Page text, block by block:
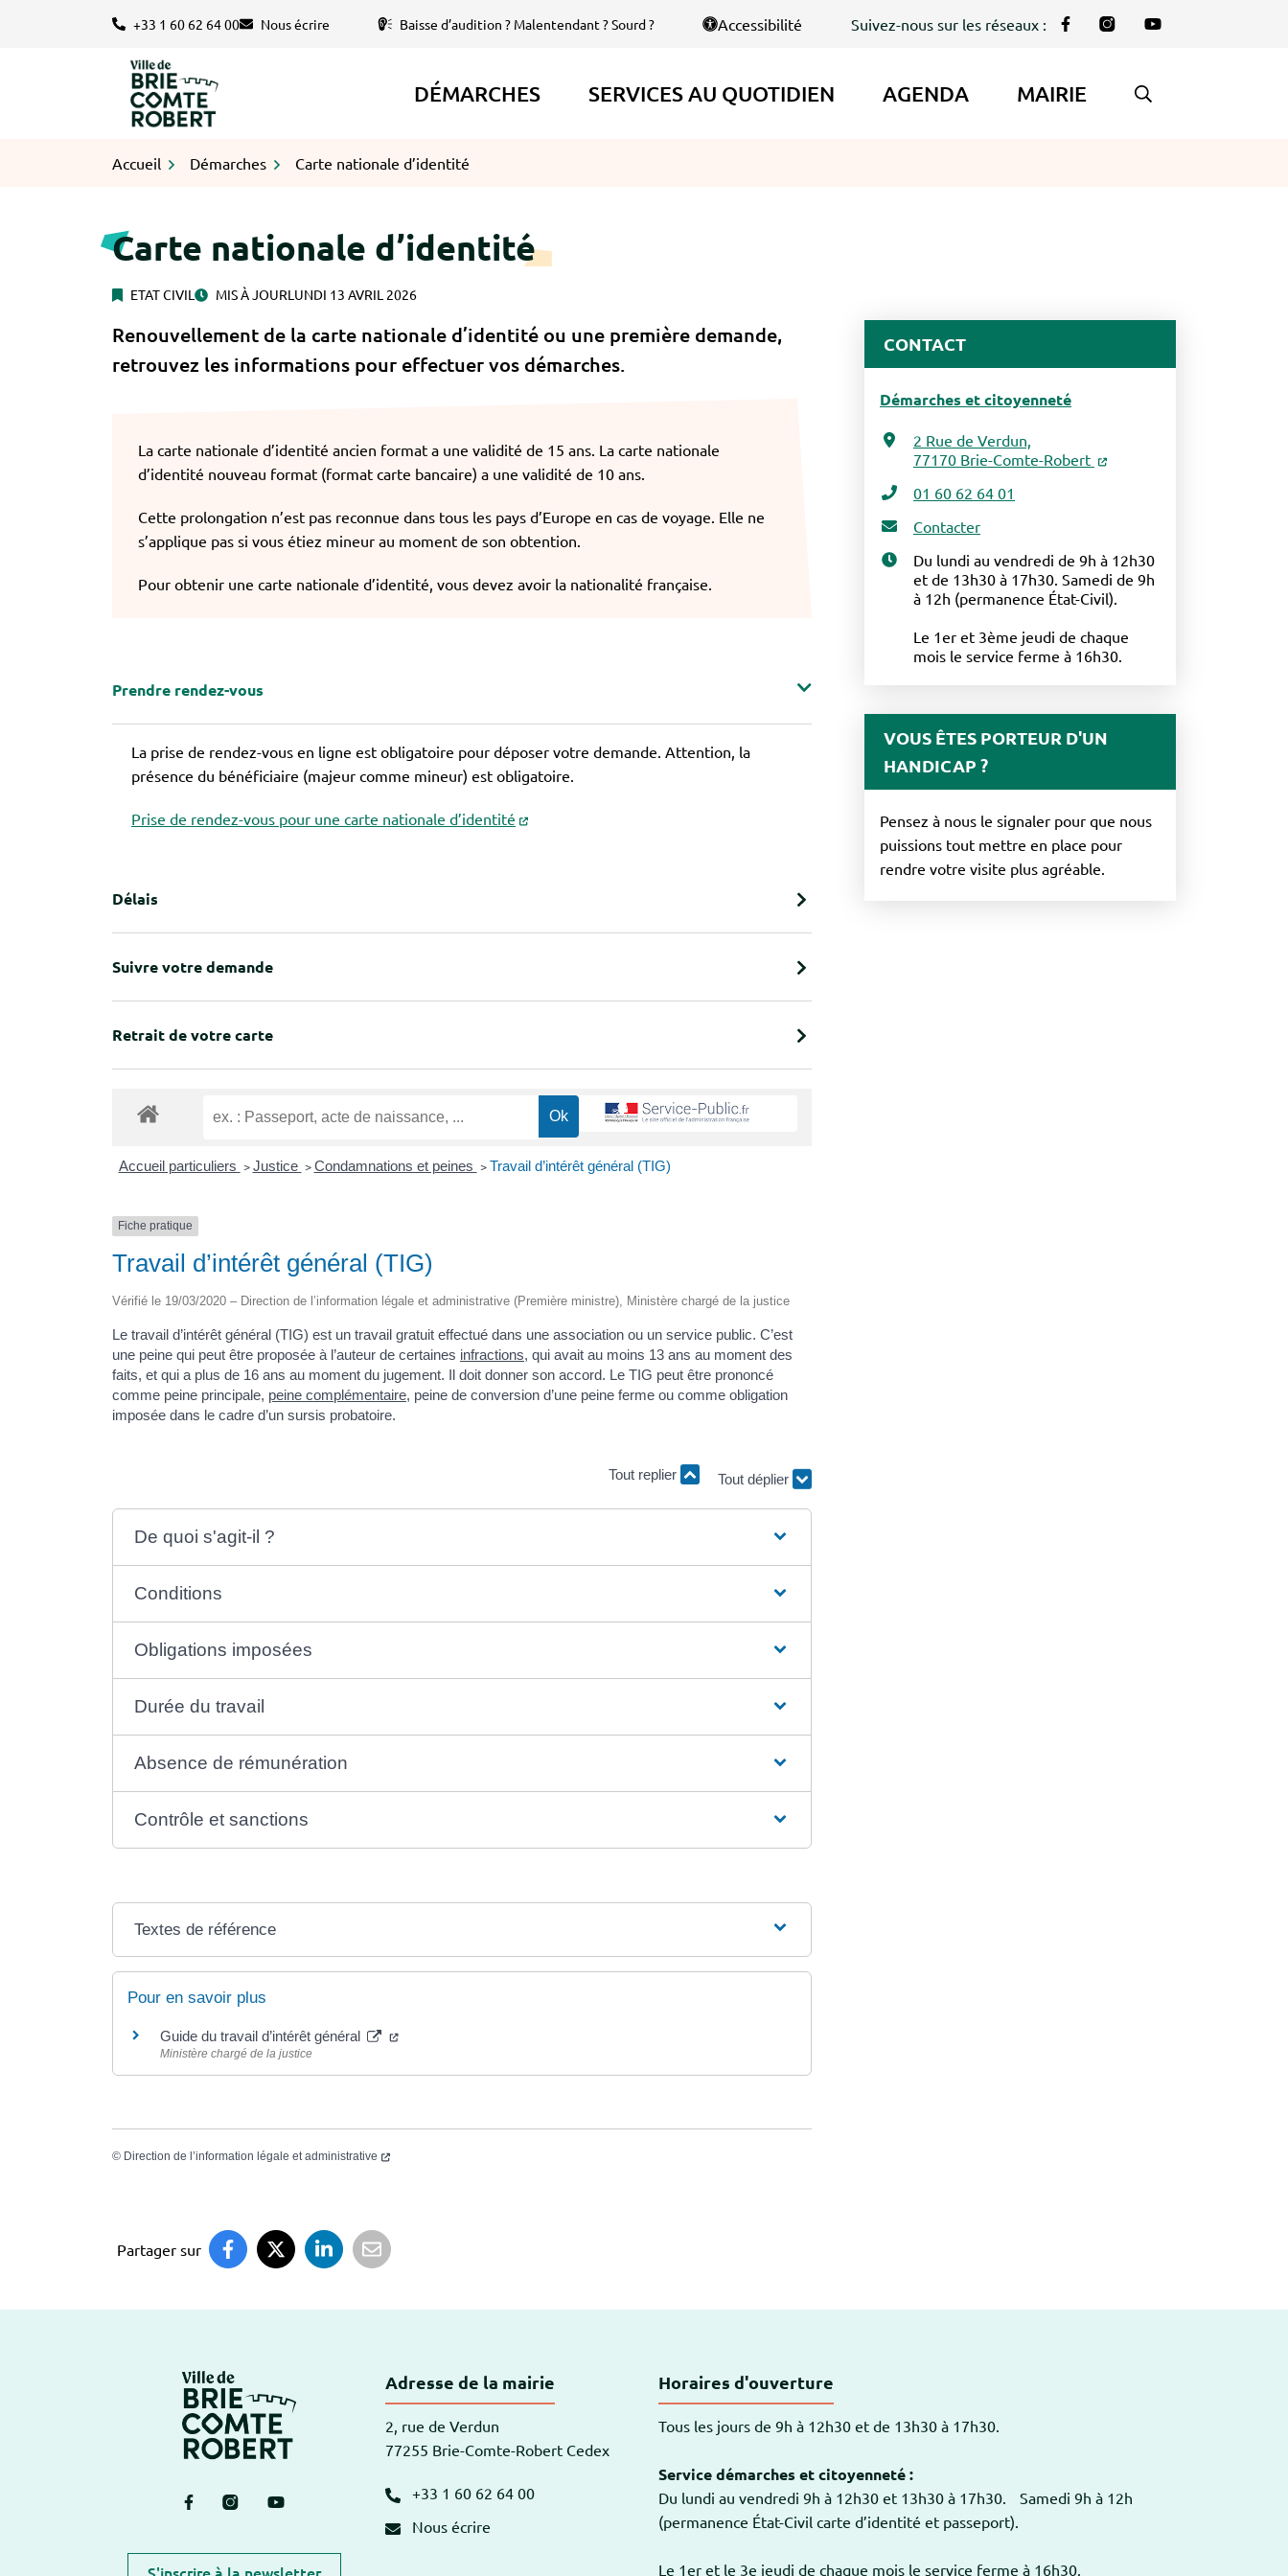
+33 1 60 62 64 00 Nous écrire Baisse d’audition ? Malentendant ? Sourd ? Accessibilité Suivez-nous sur les réseaux : Lien vers le compte Facebook
Lien vers le compte
Lien vers la chaîne
Logo Brie-Comte-Robert
DÉMARCHES SERVICES AU QUOTIDIEN AGENDA MAIRIE AFFICHER LA
Accueil Démarches Carte nationale d’identité
Carte nationale d’identité
ETAT CIVIL MIS À JOURLUNDI 13 AVRIL 2026
Renouvellement de la carte nationale d’identité ou une première demande,
retrouvez les informations pour effectuer vos démarches.
La carte nationale d’identité ancien format a une validité de 15 ans. La carte nationale
d’identité nouveau format (format carte bancaire) a une validité de 10 ans.
Cette prolongation n’est pas reconnue dans tous les pays d’Europe en cas de voyage. Elle ne
s’applique pas si vous étiez mineur au moment de son obtention.
Pour obtenir une carte nationale d’identité, vous devez avoir la nationalité française.
Prendre rendez-vous
La prise de rendez-vous en ligne est obligatoire pour déposer votre demande. Attention, la
présence du bénéficiaire (majeur comme mineur) est obligatoire.
Prise de rendez-vous pour une carte nationale d’identité
Délais
Suivre votre demande
Retrait de votre carte
Accueil particuliers > Justice > Condamnations et peines > Travail d’intérêt général (TIG)
Fiche pratique
Travail d’intérêt général (TIG)
Vérifié le 19/03/2020 – Direction de l’information légale et administrative (Première ministre), Ministère chargé de la justice
Le travail d’intérêt général (TIG) est un travail gratuit effectué dans une association ou un service public. C’est
une peine qui peut être proposée à l’auteur de certaines infractions, qui avait au moins 13 ans au moment des
faits, et qui a plus de 16 ans au moment du jugement. Il doit donner son accord. Le TIG peut être prononcé
comme peine principale, peine complémentaire, peine de conversion d’une peine ferme ou comme obligation
imposée dans le cadre d’un sursis probatoire.
Tout replier
Tout déplier
De quoi s'agit-il ?
Conditions
Obligations imposées
Durée du travail
Absence de rémunération
Contrôle et sanctions
Textes de référence
Pour en savoir plus
Guide du travail d’intérêt général
Ministère chargé de la justice
© Direction de l’information légale et administrative
CONTACT
Démarches et citoyenneté
2 Rue de Verdun,
77170 Brie-Comte-Robert
01 60 62 64 01
Contacter
Du lundi au vendredi de 9h à 12h30
et de 13h30 à 17h30. Samedi de 9h
à 12h (permanence État-Civil).
Le 1er et 3ème jeudi de chaque
mois le service ferme à 16h30.
VOUS ÊTES PORTEUR D'UN
HANDICAP ?
Pensez à nous le signaler pour que nous
puissions tout mettre en place pour
rendre votre visite plus agréable.
Partager sur
Logo Brie-Comte-Robert
Lien vers le compte Facebook
Lien vers le compte Instagram
Lien vers la chaîne Youtube
S'inscrire à la newsletter
Adresse de la mairie
2, rue de Verdun
77255 Brie-Comte-Robert Cedex
+33 1 60 62 64 00
Nous écrire
Horaires d'ouverture
Tous les jours de 9h à 12h30 et de 13h30 à 17h30.
Service démarches et citoyenneté :
Du lundi au vendredi 9h à 12h30 et 13h30 à 17h30. Samedi 9h à 12h
(permanence État-Civil carte d’identité et passeport).
Le 1er et le 3e jeudi de chaque mois le service ferme à 16h30.